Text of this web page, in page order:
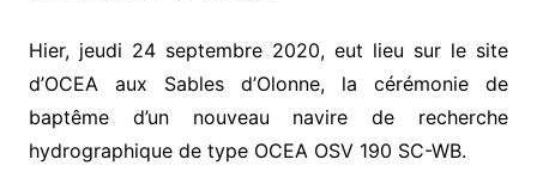
Hier, jeudi 24 septembre 2020, eut lieu sur le site
d’OCEA aux Sables d’Olonne, la cérémonie de
baptême d’un nouveau navire de recherche
hydrographique de type OCEA OSV 190 SC-WB.